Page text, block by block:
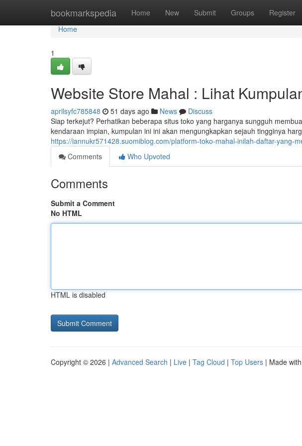
bookmarkspedia Home New Submit Groups Register
Home
Home
1
Website Store Mahal : Lihat
aprilsyfc785848 51 days ago News
Discuss
Siap terkejut? Perhatikan beberapa situs toko yang harganya sungguh
kendaraan impian, kumpulan ini ini akan mengungkapkan sejauh tingginya
https://iannukr571428.suomiblog.com/platform-toko-mahal-inilah-daftar-yang-
Comments
Who Upvoted
Comments
Submit a Comment
No HTML
HTML is disabled
Copyright © 2026 | Advanced Search | Live | Tag Cloud | Top Users | Made with